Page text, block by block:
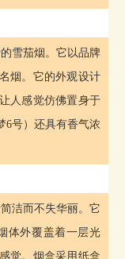
雪茄烟。它以品牌
烟。它的外观设计
人感觉仿佛置身于
6号）还具有香气浓
洁而不失华丽。它
体外覆盖着一层光
觉。烟盒采用纸盒